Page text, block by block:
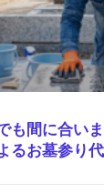
も間に合い
るお墓参り